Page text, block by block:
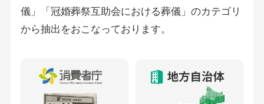
儀」「冠婚葬祭互助会における葬儀」のカテゴリ
から抽出をおこなっております。